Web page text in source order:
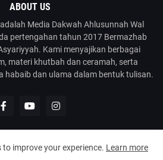
ABOUT US
Media Dakwah Ahlusunnah Wal
pertengahan tahun 2017 Bermazhab
Kami menyajikan berbagai
materi khutbah dan ceramah, serta
habaib dan ulama dalam bentuk tulisan.
| Media Dakwah Ahlusunnah Wal Jama'ah
improve your experience. Learn more